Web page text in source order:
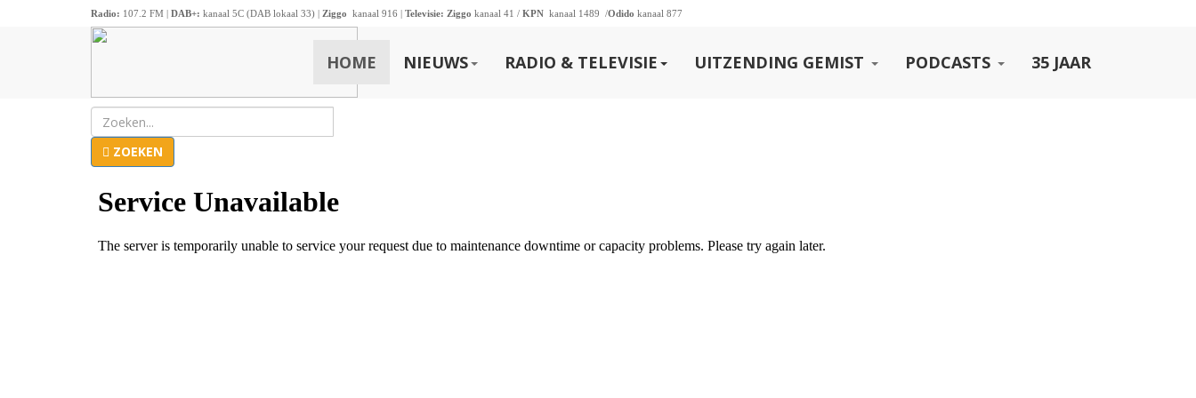
Radio: 107.2 FM | DAB+: kanaal 5C (DAB lokaal 33) | Ziggo kanaal 916 | Televisie: Ziggo kanaal 41 / KPN kanaal 1489 /Odido kanaal 877
HOME NIEUWS RADIO & TELEVISIE UITZENDING GEMIST PODCASTS 35 JAAR
ZOEKEN